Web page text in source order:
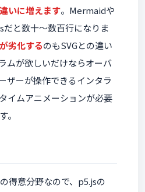
いに増えます。Mermaidや
だと数十〜数百行になりま
劣化するのもSVGとの違い
ムが欲しいだけならオーバ
ザーが操作できるインタラ
イムアニメーションが必要
。
得意分野なので、p5.jsの